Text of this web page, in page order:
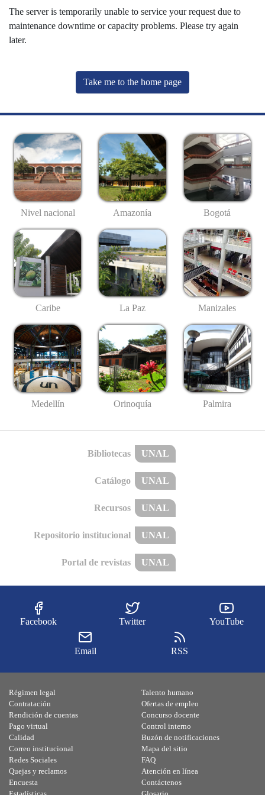
The server is temporarily unable to service your request due to
maintenance downtime or capacity problems. Please try again
later.
Take me to the home page
Nivel nacional Amazonía Bogotá
Caribe La Paz Manizales
Medellín Orinoquía Palmira
Bibliotecas UNAL
Catálogo UNAL
Recursos UNAL
Repositorio institucional UNAL
Portal de revistas UNAL
Facebook Twitter YouTube
Email RSS
Régimen legal
Contratación
Rendición de cuentas
Pago virtual
Calidad
Talento humano
Ofertas de empleo
Concurso docente
Control interno
Buzón de notificaciones
Correo institucional
Redes Sociales
Quejas y reclamos
Encuesta
Mapa del sitio
FAQ
Atención en línea
Contáctenos